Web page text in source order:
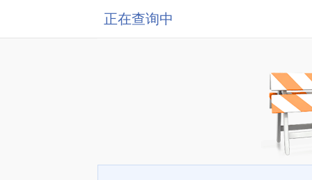
正在查询中